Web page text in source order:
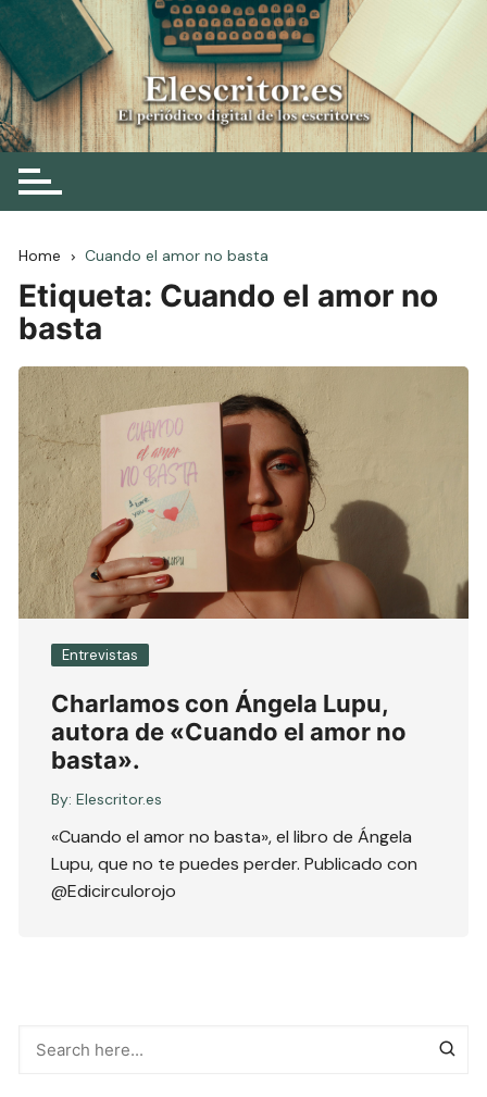
Skip
to
content
Elescritor.es
El periódico digital de los escritores
Home Cuando el amor no basta
Etiqueta: Cuando el amor no
basta
Entrevistas
Charlamos con Ángela Lupu,
autora de «Cuando el amor no
basta».
By: Elescritor.es
«Cuando el amor no basta», el libro de Ángela
Lupu, que no te puedes perder. Publicado con
@Edicirculorojo